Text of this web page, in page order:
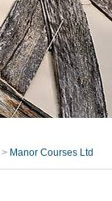
> Manor Courses Ltd